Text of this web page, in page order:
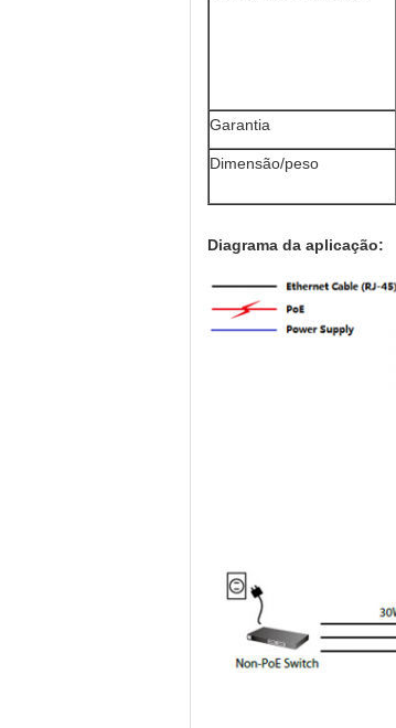
Garantia
Dimensão/peso
Diagrama da aplicação: